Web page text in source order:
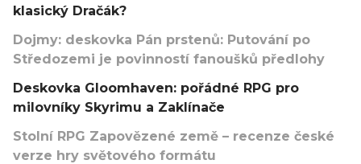
klasický Dračák?
Dojmy: deskovka Pán prstenů: Putování po
Středozemi je povinností fanoušků předlohy
Deskovka Gloomhaven: pořádné RPG pro
milovníky Skyrimu a Zaklínače
Stolní RPG Zapovězené země – recenze české
verze hry světového formátu